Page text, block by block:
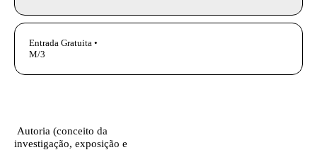
InformaÃ§Ã£o adicional
Entrada Gratuita •
M/3
Autoria (conceito da
investigação, exposição e